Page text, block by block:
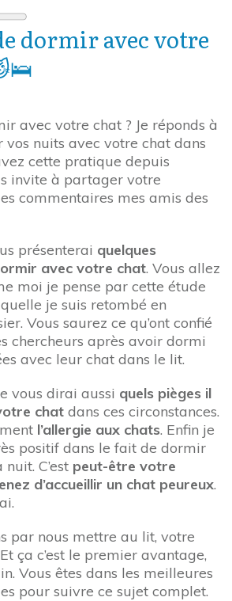
dormir avec votre
avec votre chat ? Je réponds à
vos nuits avec votre chat dans
cette pratique depuis
invite à partager votre
commentaires mes amis des
présenterai quelques
avec votre chat. Vous allez
moi je pense par cette étude
je suis retombé en
Vous saurez ce qu’ont confié
chercheurs après avoir dormi
avec leur chat dans le lit.
vous dirai aussi quels pièges il
chat dans ces circonstances.
l’allergie aux chats. Enfin je
positif dans le fait de dormir
C’est peut-être votre
d’accueillir un chat peureux.
par nous mettre au lit, votre
ça c’est le premier avantage,
Vous êtes dans les meilleures
pour suivre ce sujet complet.